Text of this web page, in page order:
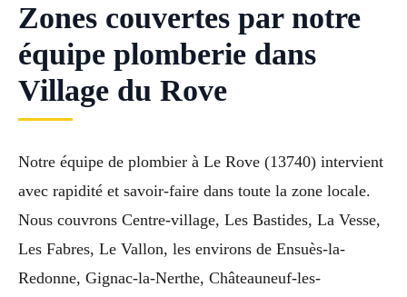
Zones couvertes par notre
équipe plomberie dans
Village du Rove
Notre équipe de plombier à Le Rove (13740) intervient
avec rapidité et savoir-faire dans toute la zone locale.
Nous couvrons Centre-village, Les Bastides, La Vesse,
Les Fabres, Le Vallon, les environs de Ensuès-la-
Redonne, Gignac-la-Nerthe, Châteauneuf-les-